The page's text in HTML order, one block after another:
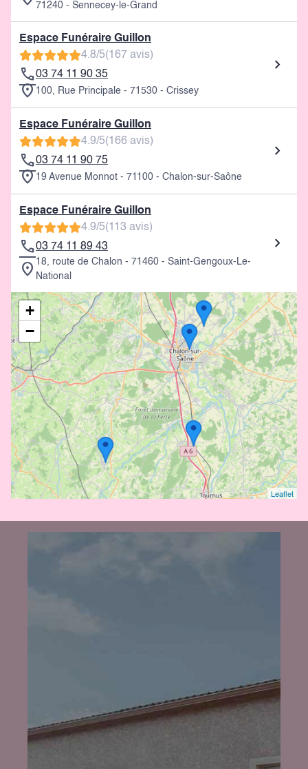
71240 - Sennecey-le-Grand
Espace Funéraire Guillon
4.8/5(167 avis)
03 74 11 90 35
100, Rue Principale - 71530 - Crissey
Espace Funéraire Guillon
4.9/5(166 avis)
03 74 11 90 75
19 Avenue Monnot - 71100 - Chalon-sur-Saône
Espace Funéraire Guillon
4.9/5(113 avis)
03 74 11 89 43
18, route de Chalon - 71460 - Saint-Gengoux-Le-
National
+
−
Leaflet